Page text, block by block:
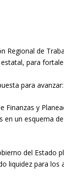
Regional de
para
para
Finanzas y
en un esquema
del Estado
liquidez para los